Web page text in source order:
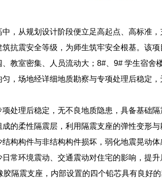
，从规划设计阶段便立足高起点、高标准
抗震安全等级，为师生筑牢安全根基。该
教室密集、人员流动大；8#、9# 学生宿舍
，场地经详细地质勘察与专项处理后稳定
处理后稳定，无不良地质隐患，具备基础
的柔性隔震层，利用隔震支座的弹性变形
构构件与非结构构件损坏，弱化地震晃动
常环境震动、交通震动对住宅的影响，提升
隔震支座，内部设置的四个铅芯具有良好